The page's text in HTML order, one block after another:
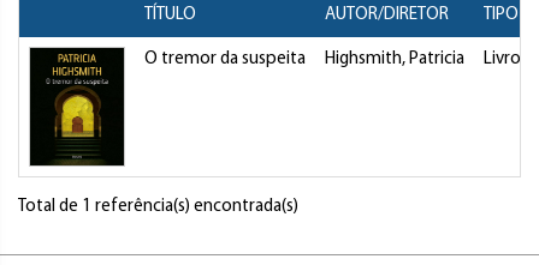
TÍTULO AUTOR/DIRETOR TIPO
O tremor da suspeita Highsmith, Patricia Livro
Total de 1 referência(s) encontrada(s)